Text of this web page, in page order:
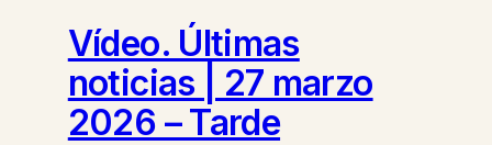
Vídeo. Últimas
noticias | 27 marzo
2026 – Tarde